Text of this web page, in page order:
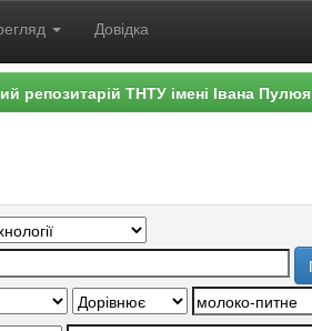
Довідка
репозитарій ТНТУ імені Івана Пулюя